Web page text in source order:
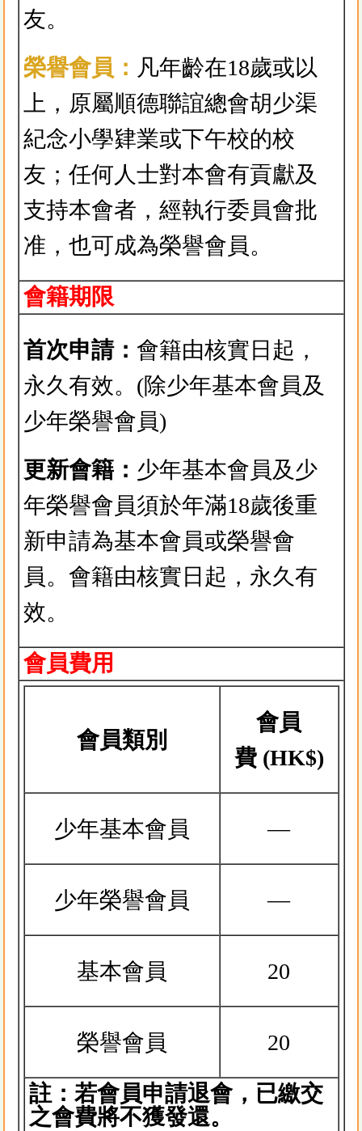
友。
榮譽會員： 凡年齡在18歲或以
上，原屬順德聯誼總會胡少渠
紀念小學肄業或下午校的校
友；任何人士對本會有貢獻及
支持本會者，經執行委員會批
准，也可成為榮譽會員。
會籍期限
首次申請： 會籍由核實日起，
永久有效。(除少年基本會員及
少年榮譽會員)
更新會籍： 少年基本會員及少
年榮譽會員須於年滿18歲後重
新申請為基本會員或榮譽會
員。會籍由核實日起，永久有
效。
會員費用
會員類別
會員
費 (HK$)
少年基本會員 —
少年榮譽會員 —
基本會員 20
榮譽會員 20
註：若會員申請退會，已繳交
之會費將不獲發還。